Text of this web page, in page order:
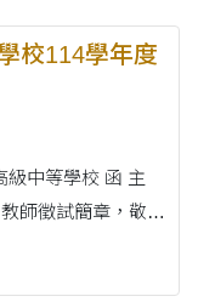
校114學年度
中等學校 函 主
師徵試簡章，敬請
校